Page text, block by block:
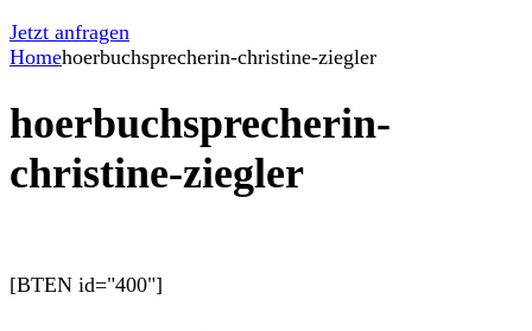
Jetzt anfragen
Homehoerbuchsprecherin-christine-ziegler
hoerbuchsprecherin-
christine-ziegler
[BTEN id="400"]